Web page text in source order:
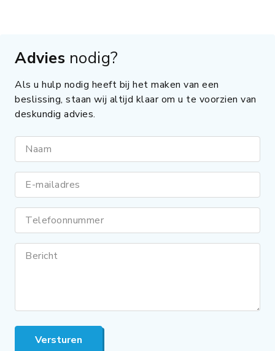
Advies nodig?
Als u hulp nodig heeft bij het maken van een
beslissing, staan wij altijd klaar om u te voorzien van
deskundig advies.
Naam
E-mailadres
Telefoonnummer
Bericht
Versturen